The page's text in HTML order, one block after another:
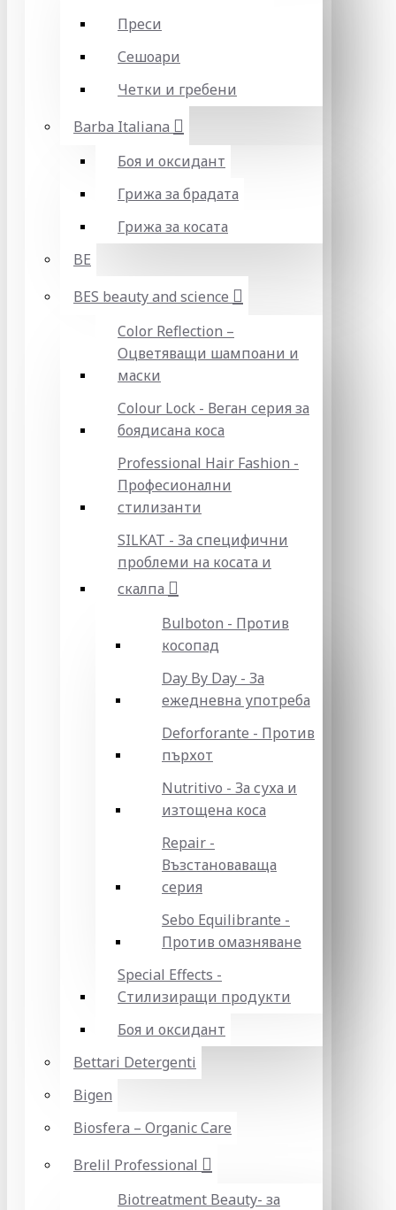
Преси
Сешоари
Четки и гребени
Barba Italiana
Боя и оксидант
Грижа за брадата
Грижа за косата
BE
BES beauty and science
Color Reflection –
Оцветяващи шампоани и
маски
Colour Lock - Веган серия за
боядисана коса
Professional Hair Fashion -
Професионални
стилизанти
SILKAT - За специфични
проблеми на косата и
скалпа
Bulboton - Против
косопад
Day By Day - За
ежедневна употреба
Deforforante - Против
пърхот
Nutritivo - За суха и
изтощена коса
Repair -
Възстановаваща
серия
Sebo Equilibrante -
Против омазняване
Special Effects -
Стилизиращи продукти
Боя и оксидант
Bettari Detergenti
Bigen
Biosfera – Organic Care
Brelil Professional
Biotreatment Beauty- за